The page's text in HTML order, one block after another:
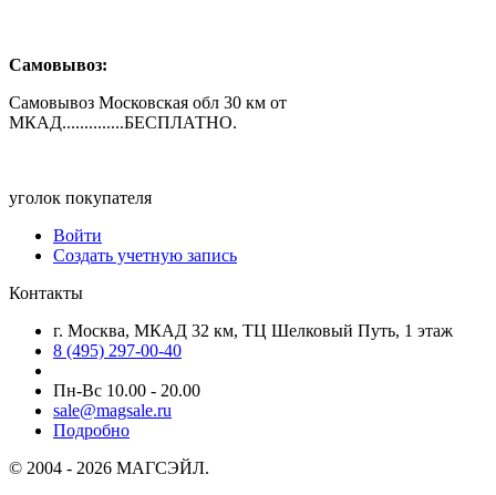
Самовывоз:
Самовывоз Московская обл 30 км от
МКАД..............БЕСПЛАТНО.
уголок покупателя
Войти
Создать учетную запись
Контакты
г. Москва, МКАД 32 км, ТЦ Шелковый Путь, 1 этаж
8 (495) 297-00-40
Пн-Вс 10.00 - 20.00
sale@magsale.ru
Подробно
© 2004 - 2026 МАГСЭЙЛ.